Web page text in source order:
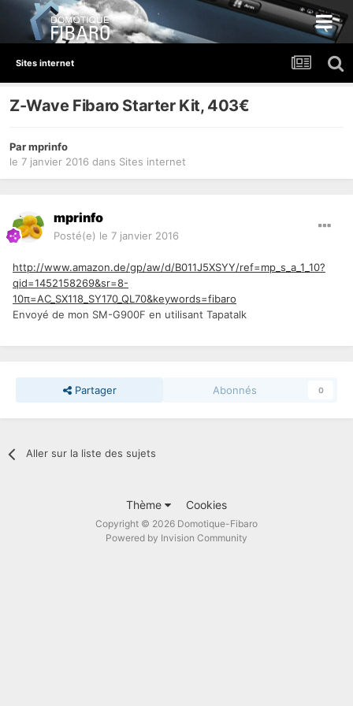
Sites internet
Z-Wave Fibaro Starter Kit, 403€
Parmprinfo
le 7 janvier 2016 dans Sites internet
mprinfo
Posté(e) le 7 janvier 2016
http://www.amazon.de/gp/aw/d/B011J5XSYY/ref=mp_s_a_1_10?
qid=1452158269&sr=8-
10π=AC_SX118_SY170_QL70&keywords=fibaro
Envoyé de mon SM-G900F en utilisant Tapatalk
Partager Abonnés 0
Aller sur la liste des sujets
Thème Cookies
Copyright © 2026 Domotique-Fibaro
Powered by Invision Community